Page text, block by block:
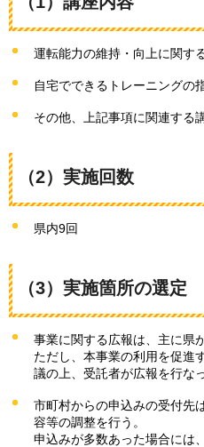
運転能力の維持・向上に関す
自宅でできるトレーニングの
その他、上記事項に関連する
（2）実施回数
県内9回
（3）実施箇所の選定
事業に関する広報は、主に県
ただし、本事業の利用を促進
議の上、受託者が広報を行な
市町村からの申込みの受付先
容等の調整を行う。
申込みが多数あった場合には